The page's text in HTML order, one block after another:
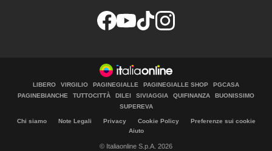
LIBERO VIRGILIO PAGINEGIALLE PAGINEGIALLE SHOP
PGCASA
PAGINEBIANCHE
TUTTOCITTÀ DILEI SIVIAGGIA QUIFINANZA
BUONISSIMO
SUPEREVA
Chi siamo Note Legali Privacy Cookie Policy
Preferenze sui cookie
Aiuto
© Italiaonline S.p.A. 2026